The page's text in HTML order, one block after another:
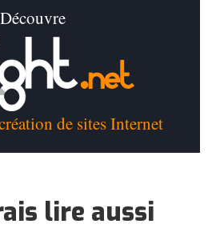
Découvre
de sites Internet
lire aussi